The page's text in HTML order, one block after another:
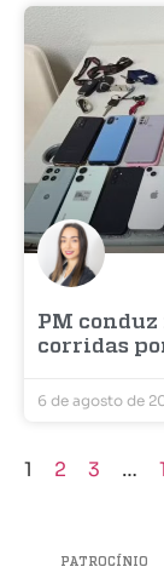
PM
corridas
6 de agosto de
1 2 3 …
PATROCÍNIO